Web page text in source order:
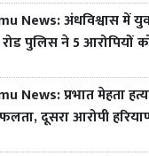
News: अंधविश्वास में
रोड पुलिस ने 5 आरोपियों
News: प्रभात मेहता
दूसरा आरोपी